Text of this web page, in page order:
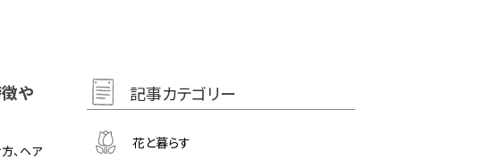
や
、ヘア
記事カテゴリー
花と暮らす